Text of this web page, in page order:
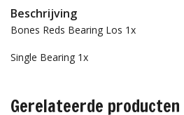
Beschrijving
Bones Reds Bearing Los 1x
Single Bearing 1x
Gerelateerde producten